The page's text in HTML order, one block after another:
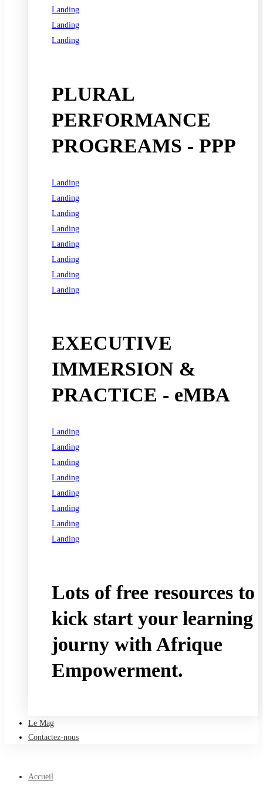
Landing
Landing
Landing
PLURAL
PERFORMANCE
PROGREAMS - PPP
Landing
Landing
Landing
Landing
Landing
Landing
Landing
Landing
EXECUTIVE
IMMERSION &
PRACTICE - eMBA
Landing
Landing
Landing
Landing
Landing
Landing
Landing
Landing
Lots of free resources to
kick start your learning
journy with Afrique
Empowerment.
Le Mag
Contactez-nous
Accueil